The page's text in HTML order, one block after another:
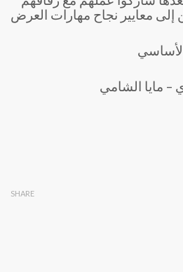
– مايا الشامي
SHARE